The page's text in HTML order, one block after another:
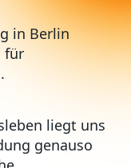
in Berlin
für
liegt uns
genauso